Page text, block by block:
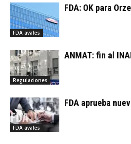
FDA avales
FDA: OK para
Regulaciones
ANMAT: fin al
FDA avales
FDA aprueba